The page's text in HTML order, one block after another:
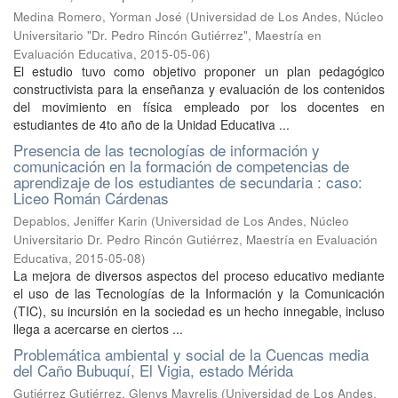
Medina Romero, Yorman José (Universidad de Los Andes, Núcleo
Universitario "Dr. Pedro Rincón Gutiérrez", Maestría en
Evaluación Educativa, 2015-05-06)
El estudio tuvo como objetivo proponer un plan pedagógico
constructivista para la enseñanza y evaluación de los contenidos
del movimiento en física empleado por los docentes en
estudiantes de 4to año de la Unidad Educativa ...
Presencia de las tecnologías de información y
comunicación en la formación de competencias de
aprendizaje de los estudiantes de secundaria : caso:
Liceo Román Cárdenas
Depablos, Jeniffer Karin (Universidad de Los Andes, Núcleo
Universitario Dr. Pedro Rincón Gutiérrez, Maestría en Evaluación
Educativa, 2015-05-08)
La mejora de diversos aspectos del proceso educativo mediante
el uso de las Tecnologías de la Información y la Comunicación
(TIC), su incursión en la sociedad es un hecho innegable, incluso
llega a acercarse en ciertos ...
Problemática ambiental y social de la Cuencas media
del Caño Bubuquí, El Vigia, estado Mérida
Gutiérrez Gutiérrez, Glenys Mayrelis (Universidad de Los Andes,